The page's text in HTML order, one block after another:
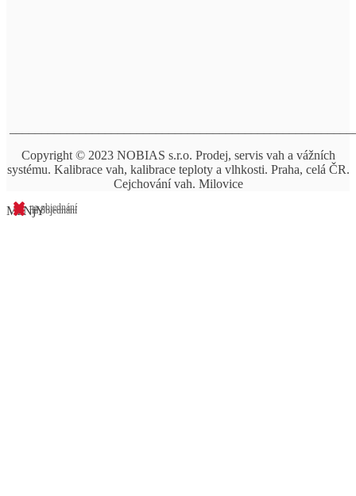
na objednání
na objednání
Copyright © 2023 NOBIAS s.r.o. Prodej, servis vah a vážních
systému. Kalibrace vah, kalibrace teploty a vlhkosti. Praha, celá ČR.
Cejchování vah. Milovice
MzNjY